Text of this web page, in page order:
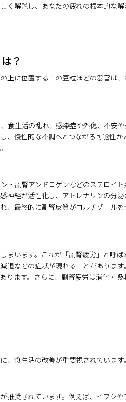
く解説し、あなたの疲れの根本的な解
？
上に位置するこの豆粒ほどの器官は
食生活の乱れ、感染症や外傷、不安
、慢性的な不調へとつながる可能性
・副腎アンドロゲンなどのステロイ
神経が活性化し、アドレナリンの分
、最終的に副腎皮質がコルチゾール
まいます。これが「副腎疲労」と呼
退などの症状が現れることがありま
ります。さらに、副腎疲労は消化・
、食生活の改善が重要視されています。
推奨されています。例えば、イワシ